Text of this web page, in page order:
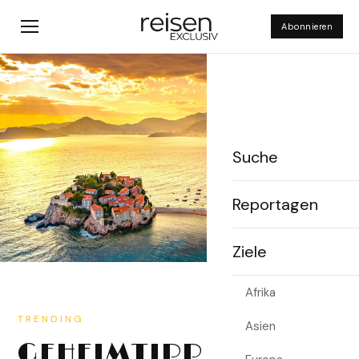
Abonnieren
Suche
Reportagen
Ziele
Afrika
Asien
WIE AUF EINEM